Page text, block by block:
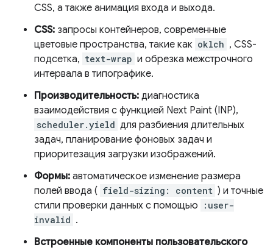
CSS, а также анимация входа и выхода.
CSS: запросы контейнеров, современные
цветовые пространства, такие как oklch , CSS-
подсетка, text-wrap и обрезка межстрочного
интервала в типографике.
Производительность: диагностика
взаимодействия с функцией Next Paint (INP),
scheduler.yield для разбиения длительных
задач, планирование фоновых задач и
приоритезация загрузки изображений.
Формы: автоматическое изменение размера
полей ввода ( field-sizing: content ) и точные
стили проверки данных с помощью
:user-
invalid .
Встроенные компоненты пользовательского